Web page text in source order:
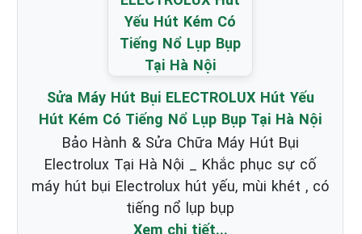
Sửa Máy Hút Bụi ELECTROLUX Hút Yếu
Hút Kém Có Tiếng Nổ Lụp Bụp Tại Hà Nội
Bảo Hành & Sửa Chữa Máy Hút Bụi
Electrolux Tại Hà Nội _ Khắc phục sự cố
máy hút bụi Electrolux hút yếu, mùi khét , có
tiếng nổ lụp bụp
Xem chi tiết...